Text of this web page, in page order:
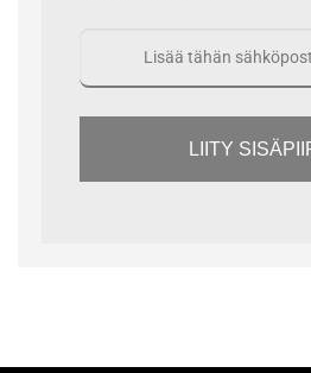
LIITY